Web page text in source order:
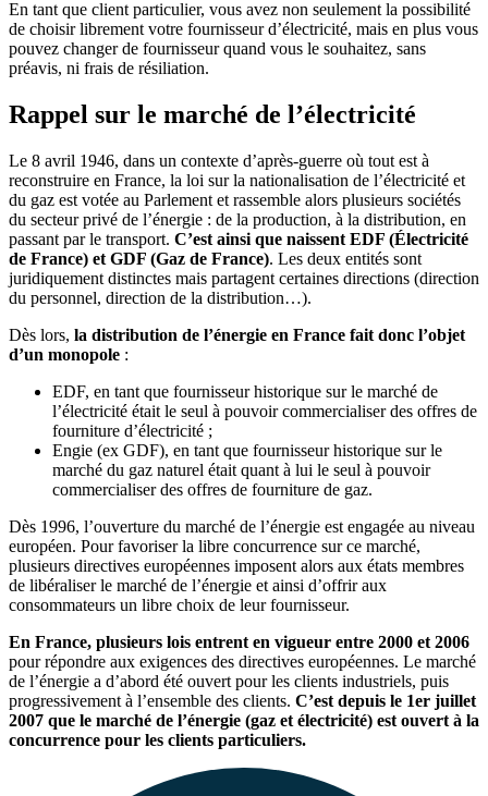
En tant que client particulier, vous avez non seulement la possibilité
de choisir librement votre fournisseur d’électricité, mais en plus vous
pouvez changer de fournisseur quand vous le souhaitez, sans
préavis, ni frais de résiliation.
Rappel sur le marché de l’électricité
Le 8 avril 1946, dans un contexte d’après-guerre où tout est à
reconstruire en France, la loi sur la nationalisation de l’électricité et
du gaz est votée au Parlement et rassemble alors plusieurs sociétés
du secteur privé de l’énergie : de la production, à la distribution, en
passant par le transport. C’est ainsi que naissent EDF (Électricité
de France) et GDF (Gaz de France). Les deux entités sont
juridiquement distinctes mais partagent certaines directions (direction
du personnel, direction de la distribution…).
Dès lors, la distribution de l’énergie en France fait donc l’objet
d’un monopole :
EDF, en tant que fournisseur historique sur le marché de
l’électricité était le seul à pouvoir commercialiser des offres de
fourniture d’électricité ;
Engie (ex GDF), en tant que fournisseur historique sur le
marché du gaz naturel était quant à lui le seul à pouvoir
commercialiser des offres de fourniture de gaz.
Dès 1996, l’ouverture du marché de l’énergie est engagée au niveau
européen. Pour favoriser la libre concurrence sur ce marché,
plusieurs directives européennes imposent alors aux états membres
de libéraliser le marché de l’énergie et ainsi d’offrir aux
consommateurs un libre choix de leur fournisseur.
En France, plusieurs lois entrent en vigueur entre 2000 et 2006
pour répondre aux exigences des directives européennes. Le marché
de l’énergie a d’abord été ouvert pour les clients industriels, puis
progressivement à l’ensemble des clients. C’est depuis le 1er juillet
2007 que le marché de l’énergie (gaz et électricité) est ouvert à la
concurrence pour les clients particuliers.